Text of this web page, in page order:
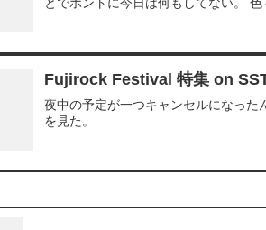
Fujirock Festival 特集 on
夜中の予定が一つキャンセルになっ
を見た。